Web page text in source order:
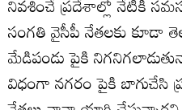
సంగతి వైసీపీ నేతలకు కూడా
మేడిపండు పైకి
విధంగా నగరం పైకి బాగుచేసి